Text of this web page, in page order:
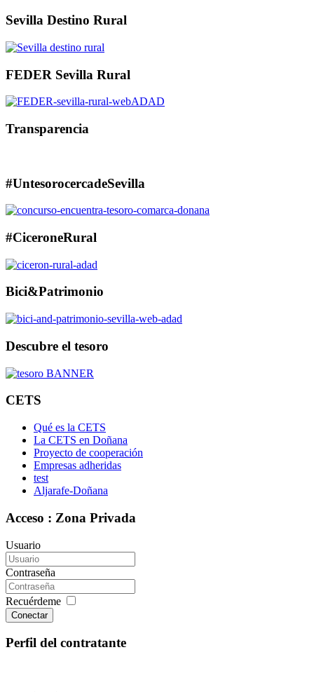
Sevilla Destino Rural
FEDER Sevilla Rural
Transparencia
#UntesorocercadeSevilla
#CiceroneRural
Bici&Patrimonio
Descubre el tesoro
CETS
Qué es la CETS
La CETS en Doñana
Proyecto de cooperación
Empresas adheridas
test
Aljarafe-Doñana
Acceso : Zona Privada
Usuario
Contraseña
Recuérdeme
Conectar
Perfil del contratante